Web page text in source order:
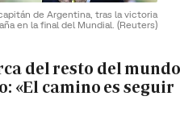
de Argentina, tras la victoria
en la final del Mundial. (Reuters)
del resto del mundo
«El camino es seguir